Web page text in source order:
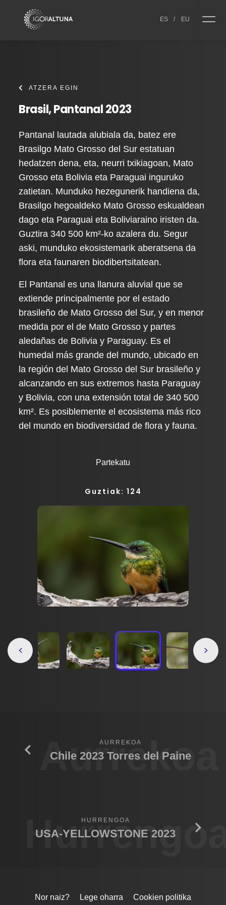
ES / EU
ATZERA EGIN
Brasil, Pantanal 2023
Pantanal lautada alubiala da, batez ere
Brasilgo Mato Grosso del Sur estatuan
hedatzen dena, eta, neurri txikiagoan, Mato
Grosso eta Bolivia eta Paraguai inguruko
zatietan. Munduko hezegunerik handiena da,
Brasilgo hegoaldeko Mato Grosso eskualdean
dago eta Paraguai eta Boliviaraino iristen da.
Guztira 340 500 km²-ko azalera du. Segur
aski, munduko ekosistemarik aberatsena da
flora eta faunaren biodibertsitatean.
El Pantanal es una llanura aluvial que se
extiende principalmente por el estado
brasileño de Mato Grosso del Sur, y en menor
medida por el de Mato Grosso y partes
aledañas de Bolivia y Paraguay. Es el
humedal más grande del mundo, ubicado en
la región del Mato Grosso del Sur brasileño y
alcanzando en sus extremos hasta Paraguay
y Bolivia, con una extensión total de 340 500
km². Es posiblemente el ecosistema más rico
del mundo en biodiversidad de flora y fauna.
Partekatu
Guztiak: 124
Aurrekoa
AURREKOA
Chile 2023 Torres del Paine
HURRENGOA
USA-YELLOWSTONE 2023
Nor naiz? Lege oharra Cookien politika